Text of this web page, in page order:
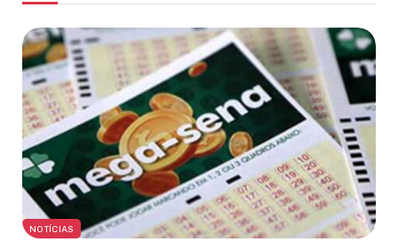
NOTÍCIAS